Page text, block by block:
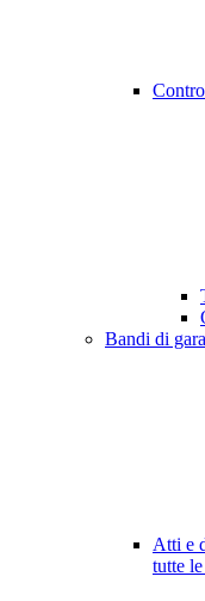
Bandi di
Atti e
tutte